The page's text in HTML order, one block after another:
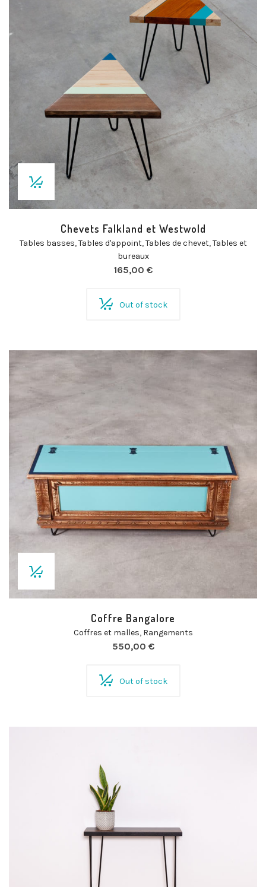
Chevets Falkland et Westwold
Tables basses,Tables d'appoint,Tables de chevet,Tables et
bureaux
165,00 €
Out of stock
Coffre Bangalore
Coffres et malles, Rangements
550,00 €
Out of stock